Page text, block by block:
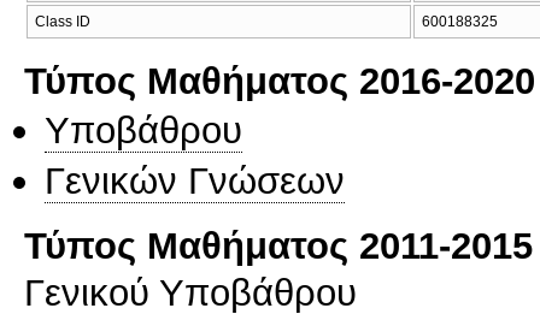
Class ID 600188325
Τύπος Μαθήματος 2016-2020
Υποβάθρου
Γενικών Γνώσεων
Τύπος Μαθήματος 2011-2015
Γενικού Υποβάθρου